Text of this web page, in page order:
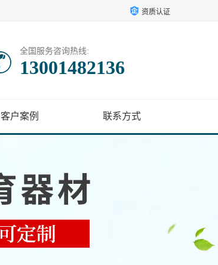
资质认证
全国服务咨询热线:
13001482136
客户案例 联系方式